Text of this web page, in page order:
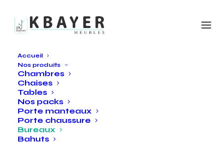
Accueil
Nos produits
Chambres
Chaises
Tables
Nos packs
Porte manteaux
Porte chaussure
Bureaux
Bahuts